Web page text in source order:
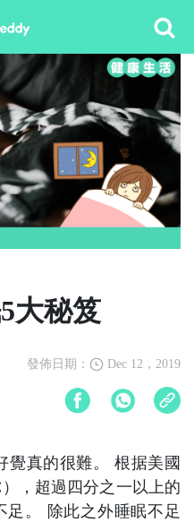
大秘笈
發佈日期： Dec 12，2019
覺真的很難。 根据美 國
，超過四分之一以上的
足 。
除此之外睡眠不足